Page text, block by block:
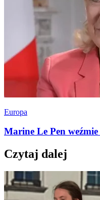
Europa
Marine Le Pen
Czytaj dalej